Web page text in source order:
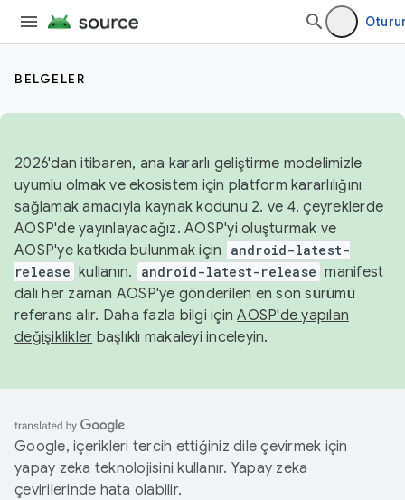
BELGELER
2026'dan itibaren, ana kararlı geliştirme modelimizle
uyumlu olmak ve ekosistem için platform kararlılığını
sağlamak amacıyla kaynak kodunu 2. ve 4. çeyreklerde
AOSP'de yayınlayacağız. AOSP'yi oluşturmak ve
AOSP'ye katkıda bulunmak için
android-latest-
release kullanın. android-latest-release manifest
dalı her zaman AOSP'ye gönderilen en son sürümü
referans alır. Daha fazla bilgi içinAOSP'de yapılan
değişiklikler başlıklı makaleyi inceleyin.
Google, içerikleri tercih ettiğiniz dile çevirmek için
yapay zeka teknolojisini kullanır. Yapay zeka
çevirilerinde hata olabilir.